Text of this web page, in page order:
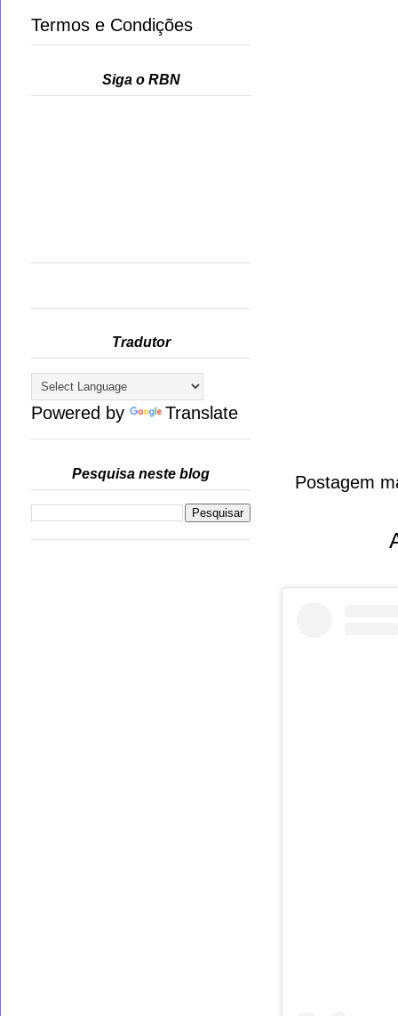
Postagem
Termos e Condições
Siga o RBN
Tradutor
Powered by Translate
Pesquisa neste blog